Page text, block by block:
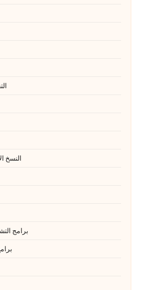
النسخ
برامج